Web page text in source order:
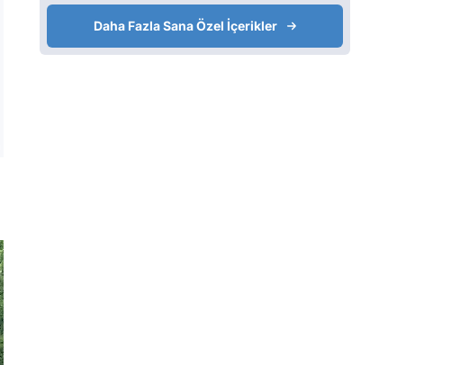
Daha Fazla Sana Özel İçerikler